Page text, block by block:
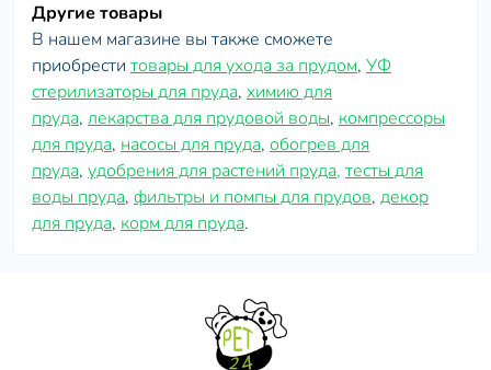
Другие товары
В нашем магазине вы также сможете
приобрести товары для ухода за прудом, УФ
стерилизаторы для пруда, химию для
пруда, лекарства для прудовой воды, компрессоры
для пруда, насосы для пруда, обогрев для
пруда, удобрения для растений пруда, тесты для
воды пруда, фильтры и помпы для прудов, декор
для пруда, корм для пруда.